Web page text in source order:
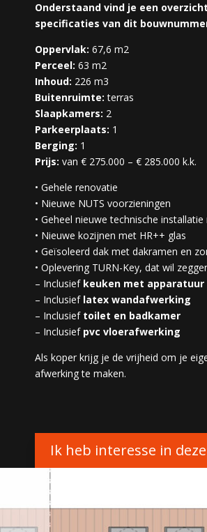
Onderstaand vind je een
specificaties van dit
Oppervlak: 67,6 m2
Perceel: 63 m2
Inhoud: 226 m3
Buitenruimte: terras
Slaapkamers: 2
Parkeerplaats: 1
Berging: 1
Prijs: van € 275.000 – € 285.000 k.k.
• Gehele renovatie
• Nieuwe NUTS voorzieningen
• Geheel nieuwe technische
• Nieuwe kozijnen met HR++ glas
• Geïsoleerd dak met dakramen en
• Oplevering TURN-Key, dat wil
– Inclusief keuken met apparatuur
– Inclusief latex wandafwerking
– Inclusief toilet en badkamer
– Inclusief pvc vloerafwerking
Als koper krijg je de vrijheid om je
afwerking te maken.
Ik heb interesse in